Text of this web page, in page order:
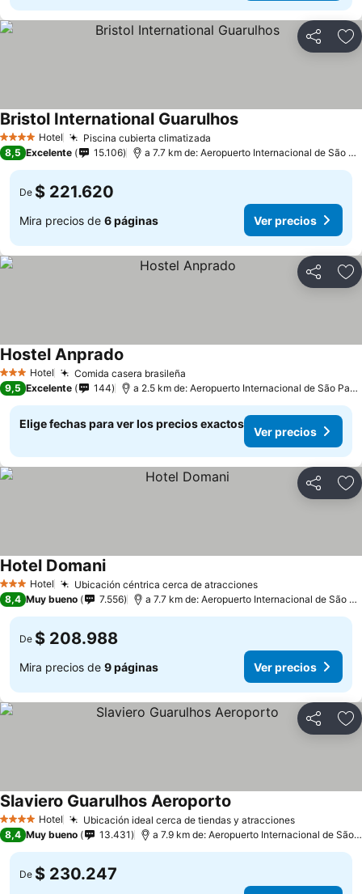
Compartir
4 EstrellasHotel Piscina cubierta climatizada
Bristol International Guarulhos
8,5 Excelente 15.106 a 7.7 km de: Aeropuerto Internacional de São Paulo-Guarulhos
De $ 221.620
Mira precios de 6 páginas Ver precios
Compartir
3 Estrellas
Hotel Comida casera brasileña
Hostel Anprado
9,5 Excelente 144 a 2.5 km de: Aeropuerto Internacional de São Paulo-Guarulhos
Elige fechas para ver los precios exactos
Ver precios
Compartir
3 Estrellas
Hotel Ubicación céntrica cerca de atracciones
Hotel Domani
8,4 Muy bueno 7.556 a 7.7 km de: Aeropuerto Internacional de São Paulo-Guarulhos
De $ 208.988
Mira precios de 9 páginas Ver precios
Compartir
4 EstrellasHotel Ubicación ideal cerca de tiendas y atracciones
Slaviero Guarulhos Aeroporto
8,4 Muy bueno 13.431 a 7.9 km de: Aeropuerto Internacional de São Paulo-Guarulhos
De $ 230.247